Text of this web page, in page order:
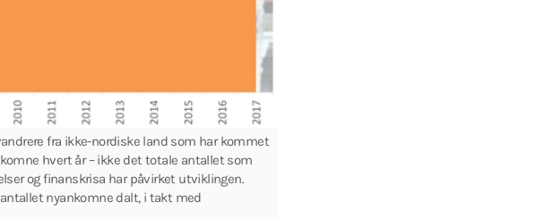
fra ikke-nordiske land som har kommet
hvert år – ikke det totale antallet som
og finanskrisa har påvirket utviklingen.
nyankomne dalt, i takt med